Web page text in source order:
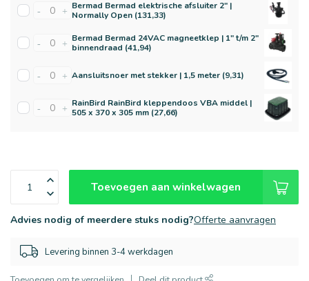
- + Bermad Bermad elektrische afsluiter 2" |
Normally Open (131,33)
- + Bermad Bermad 24VAC magneetklep | 1" t/m 2"
binnendraad (41,94)
- + Aansluitsnoer met stekker | 1,5 meter (9,31)
- + RainBird RainBird kleppendoos VBA middel |
505 x 370 x 305 mm (27,66)
Toevoegen aan winkelwagen
Advies nodig of meerdere stuks nodig?Offerte aanvragen
Levering binnen 3-4 werkdagen